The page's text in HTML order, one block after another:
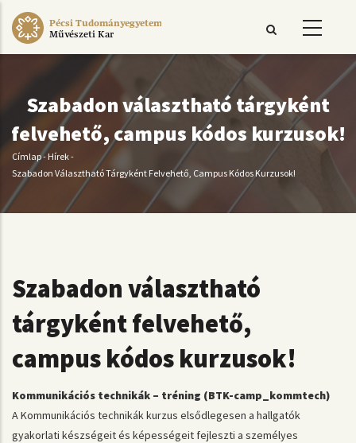
Ugrás
Pécsi Tudományegyetem
Művészeti Kar
Szabadon választható tárgyként
felvehető, campus kódos kurzusok!
Morzsa
Címlap-Hírek-
Szabadon Választható Tárgyként Felvehető, Campus Kódos Kurzusok!
Szabadon választható
tárgyként felvehető,
campus kódos kurzusok!
Kommunikációs technikák – tréning (BTK-camp_kommtech)
A Kommunikációs technikák kurzus elsődlegesen a hallgatók
gyakorlati készségeit és képességeit fejleszti a személyes